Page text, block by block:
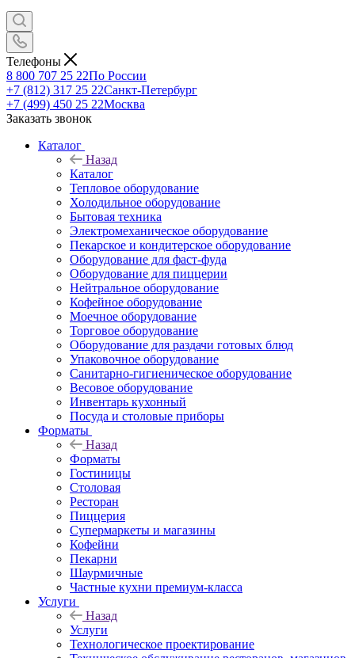
Телефоны
8 800 707 25 22По России
+7 (812) 317 25 22Санкт-Петербург
+7 (499) 450 25 22Москва
Заказать звонок
Каталог
Назад
Каталог
Тепловое оборудование
Холодильное оборудование
Бытовая техника
Электромеханическое оборудование
Пекарское и кондитерское оборудование
Оборудование для фаст-фуда
Оборудование для пиццерии
Нейтральное оборудование
Кофейное оборудование
Моечное оборудование
Торговое оборудование
Оборудование для раздачи готовых блюд
Упаковочное оборудование
Санитарно-гигиеническое оборудование
Весовое оборудование
Инвентарь кухонный
Посуда и столовые приборы
Форматы
Назад
Форматы
Гостиницы
Столовая
Ресторан
Пиццерия
Супермаркеты и магазины
Кофейни
Пекарни
Шаурмичные
Частные кухни премиум-класса
Услуги
Назад
Услуги
Технологическое проектирование